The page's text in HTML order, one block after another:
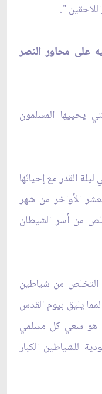
".
على محاور النصر
يحييها المسلمون
القدر مع إحيائها
الأواخر من شهر
من أسر الشيطان
التخلص من شياطين
يليق بيوم القدس
هو سعي كل مسلمي
للشياطين الكبار